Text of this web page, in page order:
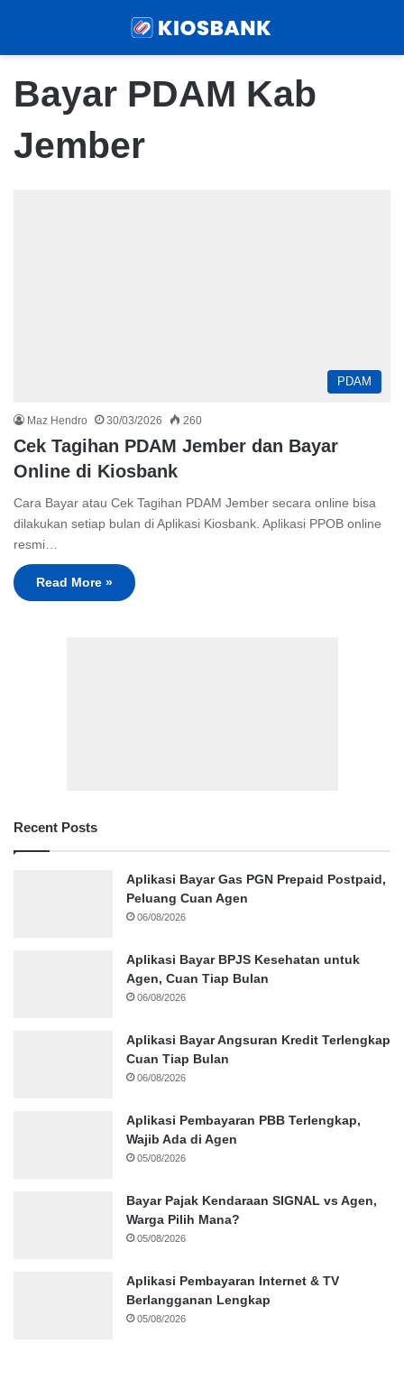
Bayar PDAM Kab
Jember
PDAM
Maz Hendro 30/03/2026 260
Cek Tagihan PDAM Jember dan Bayar
Online di Kiosbank
Cara Bayar atau Cek Tagihan PDAM Jember secara online bisa
dilakukan setiap bulan di Aplikasi Kiosbank. Aplikasi PPOB online
resmi…
Read More »
Recent Posts
Aplikasi Bayar Gas PGN Prepaid Postpaid,
Peluang Cuan Agen
06/08/2026
Aplikasi Bayar BPJS Kesehatan untuk
Agen, Cuan Tiap Bulan
06/08/2026
Aplikasi Bayar Angsuran Kredit Terlengkap
Cuan Tiap Bulan
06/08/2026
Aplikasi Pembayaran PBB Terlengkap,
Wajib Ada di Agen
05/08/2026
Bayar Pajak Kendaraan SIGNAL vs Agen,
Warga Pilih Mana?
05/08/2026
Aplikasi Pembayaran Internet & TV
Berlangganan Lengkap
05/08/2026